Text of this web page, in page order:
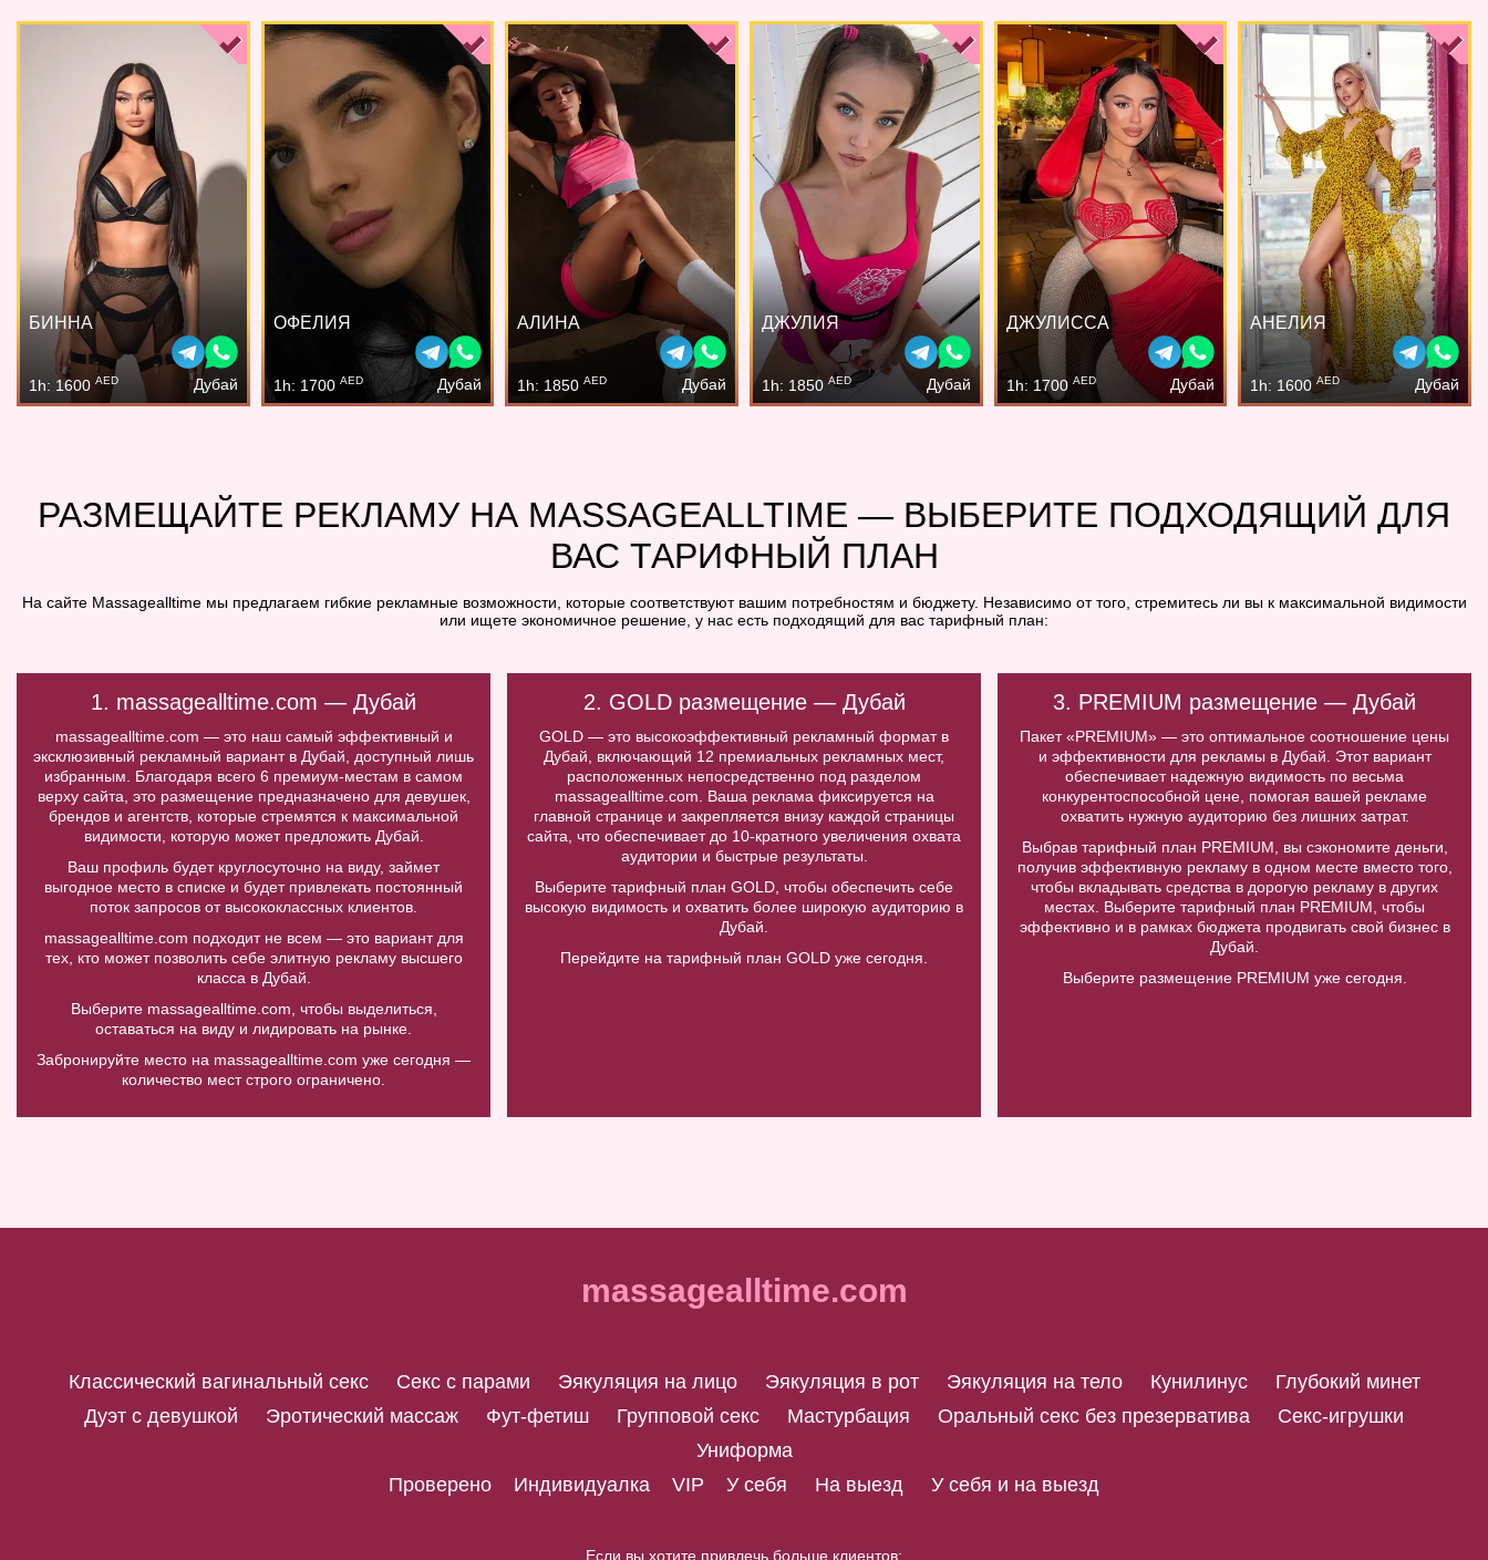
БИННА
1h: 1600 AED Дубай
ОФЕЛИЯ
1h: 1700 AED Дубай
АЛИНА
1h: 1850AED Дубай
ДЖУЛИЯ
1h: 1850 AED Дубай
ДЖУЛИССА
1h: 1700 AED Дубай
АНЕЛИЯ
1h: 1600AED Дубай
РАЗМЕЩАЙТЕ РЕКЛАМУ НА MASSAGEALLTIME — ВЫБЕРИТЕ ПОДХОДЯЩИЙ ДЛЯ
ВАС ТАРИФНЫЙ ПЛАН
На сайте Massagealltime мы предлагаем гибкие рекламные возможности, которые соответствуют вашим потребностям и бюджету. Независимо от того, стремитесь ли вы к максимальной видимости
или ищете экономичное решение, у нас есть подходящий для вас тарифный план:
1. massagealltime.com — Дубай
massagealltime.com — это наш самый эффективный и
эксклюзивный рекламный вариант в Дубай, доступный лишь
избранным. Благодаря всего 6 премиум-местам в самом
верху сайта, это размещение предназначено для девушек,
брендов и агентств, которые стремятся к максимальной
видимости, которую может предложить Дубай.
Ваш профиль будет круглосуточно на виду, займет
выгодное место в списке и будет привлекать постоянный
поток запросов от высококлассных клиентов.
massagealltime.com подходит не всем — это вариант для
тех, кто может позволить себе элитную рекламу высшего
класса в Дубай.
Выберите massagealltime.com, чтобы выделиться,
оставаться на виду и лидировать на рынке.
Забронируйте место на massagealltime.com уже сегодня —
количество мест строго ограничено.
2. GOLD размещение — Дубай
GOLD — это высокоэффективный рекламный формат в
Дубай, включающий 12 премиальных рекламных мест,
расположенных непосредственно под разделом
massagealltime.com. Ваша реклама фиксируется на
главной странице и закрепляется внизу каждой страницы
сайта, что обеспечивает до 10-кратного увеличения охвата
аудитории и быстрые результаты.
Выберите тарифный план GOLD, чтобы обеспечить себе
высокую видимость и охватить более широкую аудиторию в
Дубай.
Перейдите на тарифный план GOLD уже сегодня.
3. PREMIUM размещение — Дубай
Пакет «PREMIUM» — это оптимальное соотношение цены
и эффективности для рекламы в Дубай. Этот вариант
обеспечивает надежную видимость по весьма
конкурентоспособной цене, помогая вашей рекламе
охватить нужную аудиторию без лишних затрат.
Выбрав тарифный план PREMIUM, вы сэкономите деньги,
получив эффективную рекламу в одном месте вместо того,
чтобы вкладывать средства в дорогую рекламу в других
местах. Выберите тарифный план PREMIUM, чтобы
эффективно и в рамках бюджета продвигать свой бизнес в
Дубай.
Выберите размещение PREMIUM уже сегодня.
massagealltime.com
Классический вагинальный секс Секс с парами Эякуляция на лицо Эякуляция в рот Эякуляция на тело Кунилинус
Глубокий минет
Дуэт с девушкой
Эротический массаж Фут-фетиш Групповой секс Мастурбация Оральный секс без презерватива
Секс-игрушки
Униформа
Проверено
Индивидуалка VIP У себя На выезд У себя и на выезд
Если вы хотите привлечь больше клиентов: